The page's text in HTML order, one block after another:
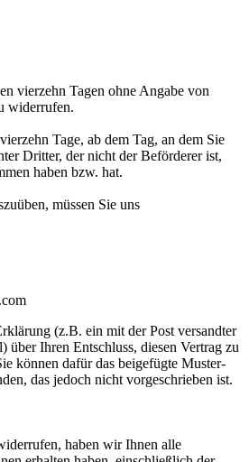
vierzehn Tagen ohne Angabe von
widerrufen.
Tage, ab dem Tag, an dem Sie
Dritter, der nicht der Beförderer ist,
haben bzw. hat.
müssen Sie uns
(z.B. ein mit der Post versandter
Ihren Entschluss, diesen Vertrag zu
können dafür das beigefügte Muster-
das jedoch nicht vorgeschrieben ist.
haben wir Ihnen alle